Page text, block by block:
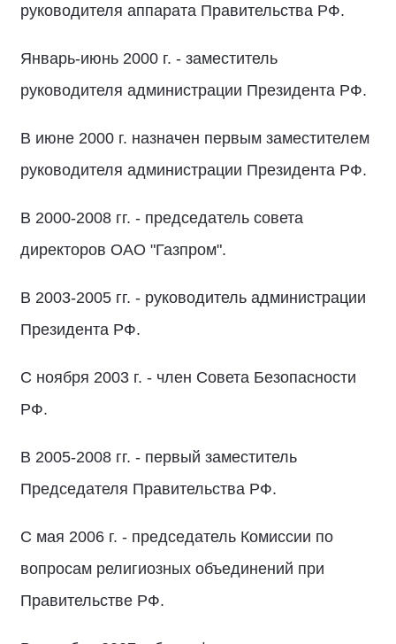
руководителя аппарата Правительства РФ.
Январь-июнь 2000 г. - заместитель
руководителя администрации Президента РФ.
В июне 2000 г. назначен первым заместителем
руководителя администрации Президента РФ.
В 2000-2008 гг. - председатель совета
директоров ОАО "Газпром".
В 2003-2005 гг. - руководитель администрации
Президента РФ.
С ноября 2003 г. - член Совета Безопасности
РФ.
В 2005-2008 гг. - первый заместитель
Председателя Правительства РФ.
С мая 2006 г. - председатель Комиссии по
вопросам религиозных объединений при
Правительстве РФ.